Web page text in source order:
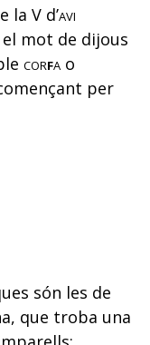
la V d’avi
mot de dijous
corfao
per
són les de
que troba una